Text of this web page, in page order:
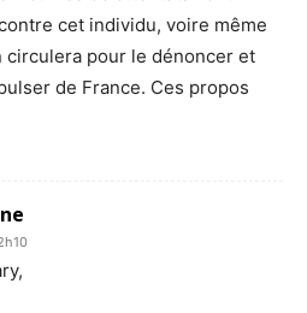
cet individu, voire même
circulera pour le dénoncer et
de France. Ces propos